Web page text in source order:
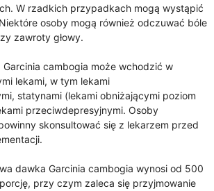
W rzadkich przypadkach mogą wystąpić
osoby mogą również odczuwać bóle
zawroty głowy.
Garcinia cambogia może wchodzić w
lekami, w tym lekami
statynami (lekami obniżającymi poziom
przeciwdepresyjnymi. Osoby
skonsultować się z lekarzem przed
dawka Garcinia cambogia wynosi od 500
przy czym zaleca się przyjmowanie